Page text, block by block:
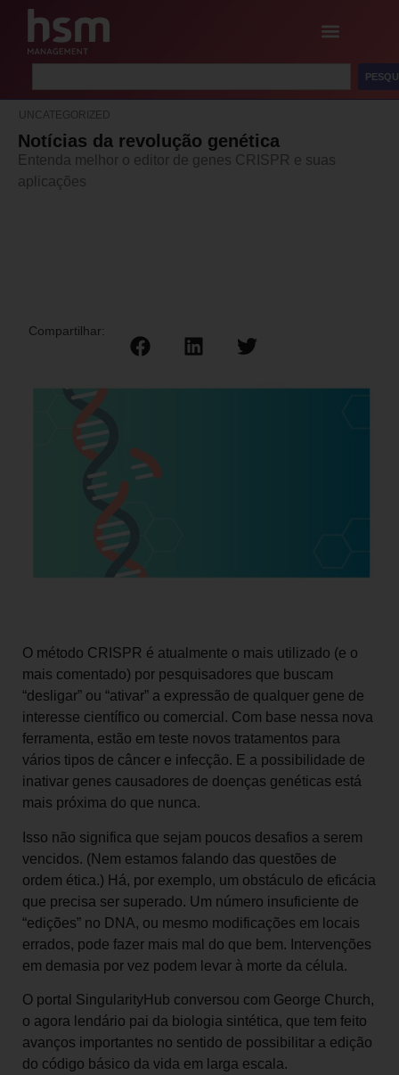
UNCATEGORIZED
Notícias da revolução genética
Entenda melhor o editor de genes CRISPR e suas
aplicações
Compartilhar:
O método CRISPR é atualmente o mais utilizado (e o
mais comentado) por pesquisadores que buscam
“desligar” ou “ativar” a expressão de qualquer gene de
interesse científico ou comercial. Com base nessa nova
ferramenta, estão em teste novos tratamentos para
vários tipos de câncer e infecção. E a possibilidade de
inativar genes causadores de doenças genéticas está
mais próxima do que nunca.
Isso não significa que sejam poucos desafios a serem
vencidos. (Nem estamos falando das questões de
ordem ética.) Há, por exemplo, um obstáculo de eficácia
que precisa ser superado. Um número insuficiente de
“edições” no DNA, ou mesmo modificações em locais
errados, pode fazer mais mal do que bem. Intervenções
em demasia por vez podem levar à morte da célula.
O portal SingularityHub conversou com George Church,
o agora lendário pai da biologia sintética, que tem feito
avanços importantes no sentido de possibilitar a edição
do código básico da vida em larga escala.